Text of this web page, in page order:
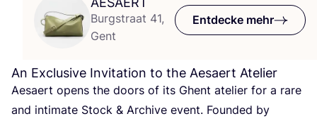
Burgstraat 41,
Gent
Entdecke mehr
An Exclusive Invitation to the Aesaert Atelier
Aesaert opens the doors of its Ghent ate­lier for a rare
and inti­ma­te Stock & Archi­ve event. Foun­ded by